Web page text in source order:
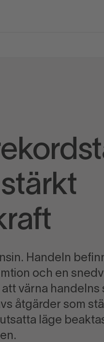
Handeln
och en
värna handelns
åtgärder som
läge